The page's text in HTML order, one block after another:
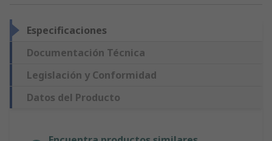
Especificaciones
Documentación Técnica
Legislación y Conformidad
Datos del Producto